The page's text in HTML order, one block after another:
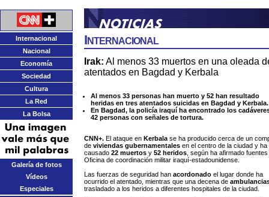
Internacional
Nacional
Economía
Sociedad
Cultura
La Red
La Bolsa
Galería de fotos
Vídeos
Especiales
Internacional
Irak: Al menos 33 muertos en una oleada
atentados en Bagdad y Kerbala
Al menos 33 personas han muerto y 52 han resultado
heridas en tres atentados suicidas en Bagdad y Kerbala.
En Bagdad, la policía iraquí ha encontrado los
42 personas con señales de tortura.
CNN+. El ataque en Kerbala se ha producido cerca de un
de viviendas gubernamentales en el centro de la ciudad y ha
causado 22 muertos y 52 heridos , según ha afirmado
Oficina de coordinación militar iraquí-estadounidense.
Las fuerzas de seguridad han acordonado el lugar donde ha
ocurrido el atentado, mientras que una decena de
trasladado a los heridos a diferentes hospitales de la ciudad.